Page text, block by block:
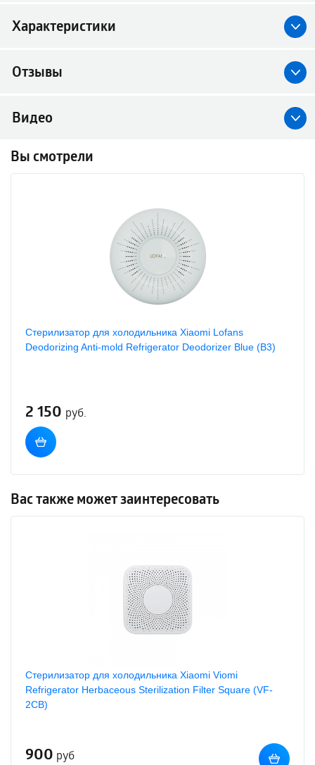
Характеристики
Отзывы
Видео
Вы смотрели
Стерилизатор для холодильника Xiaomi Lofans
Deodorizing Anti-mold Refrigerator Deodorizer Blue (B3)
2 150 руб.
Вас также может заинтересовать
Стерилизатор для холодильника Xiaomi Viomi
Refrigerator Herbaceous Sterilization Filter Square (VF-
2CB)
900 руб